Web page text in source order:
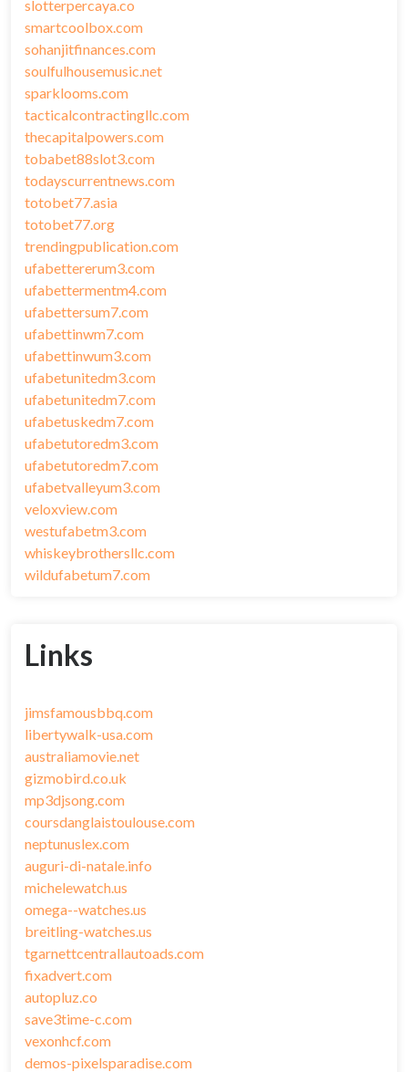
slotterpercaya.co
smartcoolbox.com
sohanjitfinances.com
soulfulhousemusic.net
sparklooms.com
tacticalcontractingllc.com
thecapitalpowers.com
tobabet88slot3.com
todayscurrentnews.com
totobet77.asia
totobet77.org
trendingpublication.com
ufabettererum3.com
ufabettermentm4.com
ufabettersum7.com
ufabettinwm7.com
ufabettinwum3.com
ufabetunitedm3.com
ufabetunitedm7.com
ufabetuskedm7.com
ufabetutoredm3.com
ufabetutoredm7.com
ufabetvalleyum3.com
veloxview.com
westufabetm3.com
whiskeybrothersllc.com
wildufabetum7.com
Links
jimsfamousbbq.com
libertywalk-usa.com
australiamovie.net
gizmobird.co.uk
mp3djsong.com
coursdanglaistoulouse.com
neptunuslex.com
auguri-di-natale.info
michelewatch.us
omega--watches.us
breitling-watches.us
tgarnettcentrallautoads.com
fixadvert.com
autopluz.co
save3time-c.com
vexonhcf.com
demos-pixelsparadise.com